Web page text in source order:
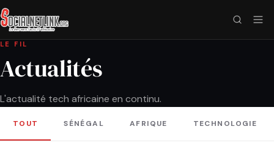
LE FIL
Actualités
L'actualité tech africaine en continu.
TOUT SÉNÉGAL AFRIQUE TECHNOLOGIE